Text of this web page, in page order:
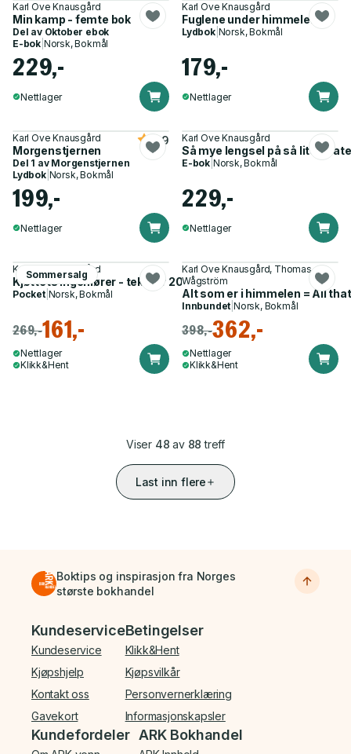
Karl Ove Knausgård
Min kamp - femte bok
Del av Oktober ebok
E-bok Norsk, Bokmål
229,-
Nettlager
Karl Ove Knausgård
Fuglene under himmelen
Lydbok| Norsk, Bokmål
179,-
Nettlager
Karl Ove Knausgård
Morgenstjernen
3.9
Del 1 av Morgenstjernen
Lydbok| Norsk, Bokmål
199,-
Nettlager
Karl Ove Knausgård
Så mye lengsel på så liten
E-bok Norsk, Bokmål
229,-
Nettlager
Sommersalg
Karl Ove Knausgård
Kjøttets ingeniører - tekster 2018–2024
Pocket| Norsk, Bokmål
269,-161,-
Nettlager
Klikk&Hent
Karl Ove Knausgård, Thomas
Wågström
Alt som er i himmelen = All
Innbundet |Norsk, Bokmål
398,-362,-
Nettlager
Klikk&Hent
Viser 48 av 88 treff
Last inn flere
Boktips og inspirasjon fra Norges
største bokhandel
Bunnmeny
Kundeservice
Kundeservice
Kjøpshjelp
Kontakt oss
Gavekort
Betingelser
Klikk&Hent
Kjøpsvilkår
Personvernerklæring
Informasjonskapsler
Kundefordeler ARK Bokhandel